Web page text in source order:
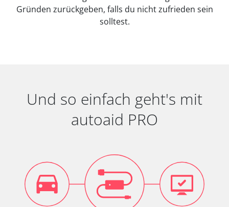
Gründen zurückgeben, falls du nicht zufrieden sein
solltest.
Und so einfach geht's mit
autoaid PRO